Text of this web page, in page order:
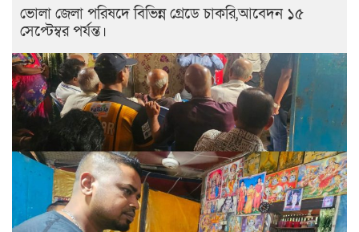
ভোলা জেলা পরিষদে বিভিন্ন গ্রেডে চাকরি,আবেদন ১৫
সেপ্টেম্বর পর্যন্ত।